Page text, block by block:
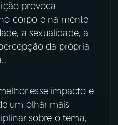
provoca
corpo e na mente
a sexualidade, a
da própria
esse impacto e
um olhar mais
sobre o tema,